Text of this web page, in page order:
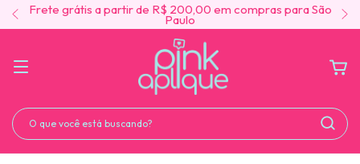
Frete grátis a partir de R$ 200,00 em compras para São
Paulo